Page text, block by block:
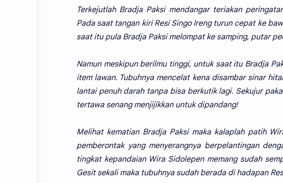
Terkejutlah Bradja Paksi mendangar teriakan
Pada saat tangan kiri Resi Singo Ireng turun cepat ke
saat itu pula Bradja Paksi melompat ke samping, putar
Namun meskipun berilmu tinggi, untuk saat itu Bradja
item lawan. Tubuhnya mencelat kena disambar sinar
lantai penuh darah tanpa bisa berkutik lagi. Sekujur
tertawa senang menjijikkan untuk dipandang!
Melihat kematian Bradja Paksi maka kalaplah patih
pemberontak yang menyerangnya berpelantingan
tingkat kepandaian Wira Sidolepen memang sudah
Gesit sekali maka tubuhnya sudah berada di hadapan